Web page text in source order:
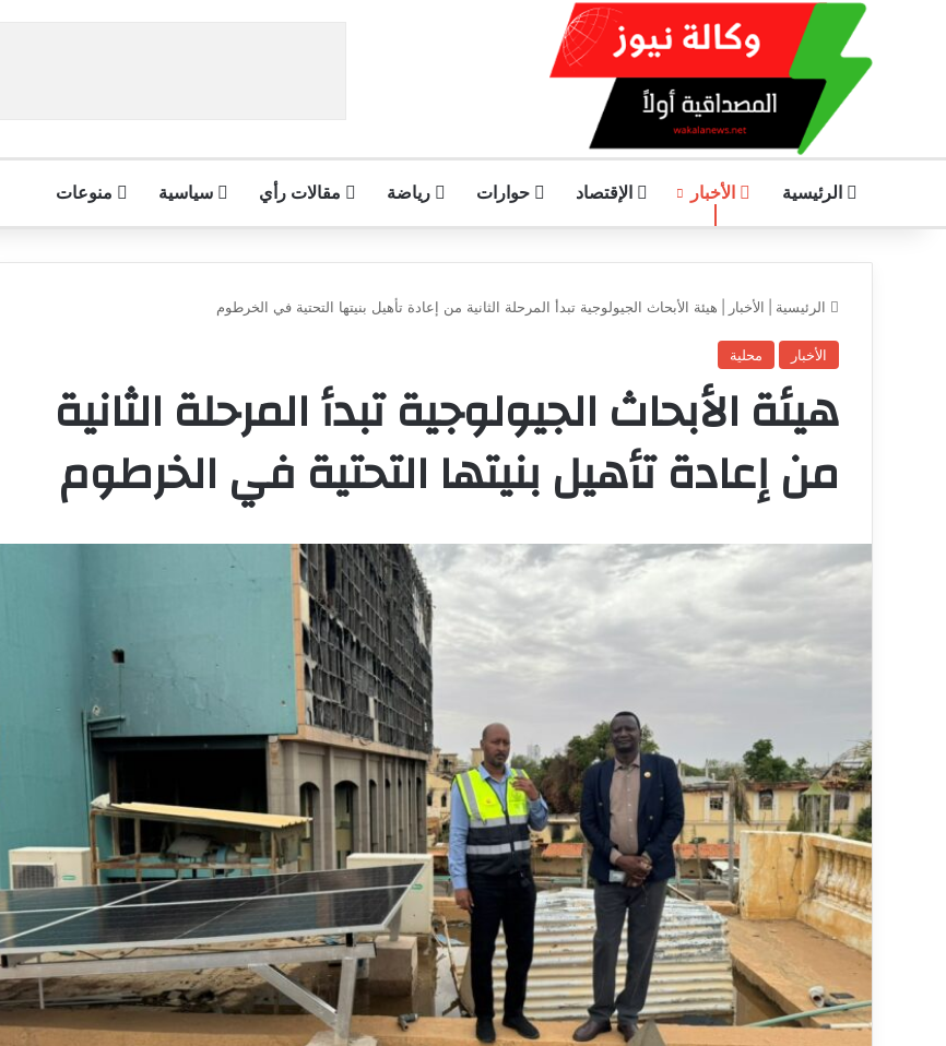
الرئيسية الأخبار الإقتصاد حوارات رياضة مقالات رأي سياسية منوعات
الرئيسية الأخبار هيئة الأبحاث الجيولوجية تبدأ المرحلة الثانية من إعادة تأهيل بنيتها التحتية في الخرطوم
الأخبار محلية
هيئة الأبحاث الجيولوجية تبدأ المرحلة الثانية
من إعادة تأهيل بنيتها التحتية في الخرطوم